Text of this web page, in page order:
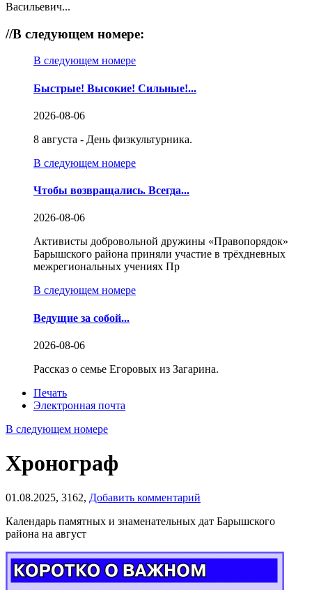
Васильевич...
//В следующем номере:
В следующем номере
Быстрые! Высокие! Сильные!...
2026-08-06
8 августа - День физкультурника.
В следующем номере
Чтобы возвращались. Всегда...
2026-08-06
Активисты добровольной дружины «Правопорядок»
Барышского района приняли участие в трёхдневных
межрегиональных учениях Пр
В следующем номере
Ведущие за собой...
2026-08-06
Рассказ о семье Егоровых из Загарина.
Печать
Электронная почта
В следующем номере
Хронограф
01.08.2025, 3162, Добавить комментарий
Календарь памятных и знаменательных дат Барышского
района на август